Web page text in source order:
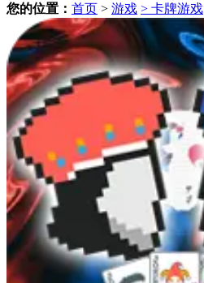
您的位置： 首页 > 游戏 > 卡牌游戏